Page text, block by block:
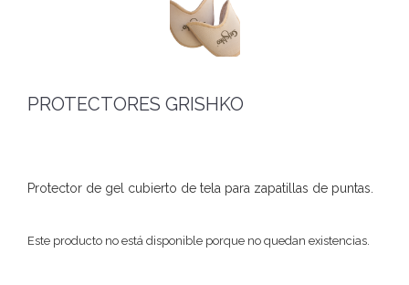
PROTECTORES GRISHKO
Protector de gel cubierto de tela para zapatillas de puntas.
Este producto no está disponible porque no quedan existencias.